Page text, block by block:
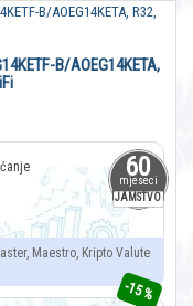
60
mjeseci
JAMSTVO
B/AOEG14KETA,
Maestro, Kripto Valute
-15 %